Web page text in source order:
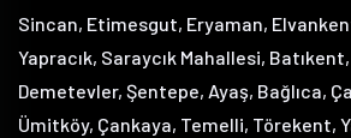
Sincan, Etimesgut, Eryaman,
Yapracık, Saraycık Mahallesi,
Demetevler, Şentepe, Ayaş, Bağlıca,
Ümitköy, Çankaya, Temelli, Törekent,